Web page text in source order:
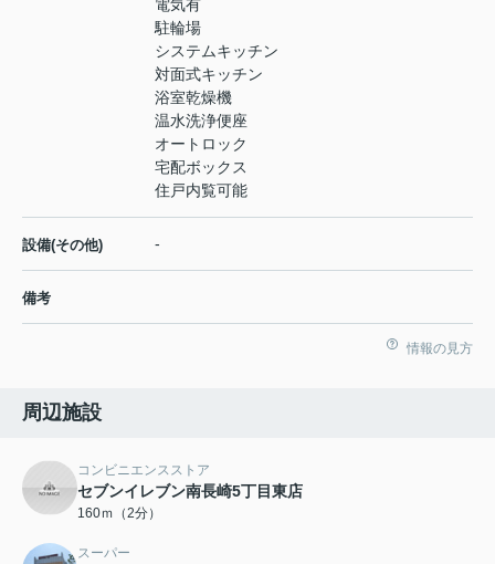
電気有
駐輪場
システムキッチン
対面式キッチン
浴室乾燥機
温水洗浄便座
オートロック
宅配ボックス
住戸内覧可能
設備(その他) -
備考
情報の見方
周辺施設
コンビニエンスストア
セブンイレブン南長崎5丁目東店
160ｍ（2分）
スーパー